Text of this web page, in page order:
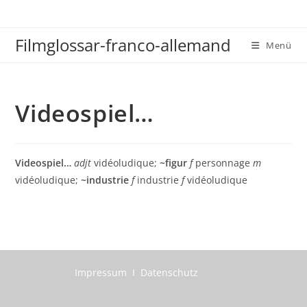
springen
Filmglossar-franco-allemand Menü
Videospiel…
Videospiel… adjt vidéoludique;~figur fpersonnagem
vidéoludique;~industrie findustriefvidéoludique
Impressum I Datenschutz